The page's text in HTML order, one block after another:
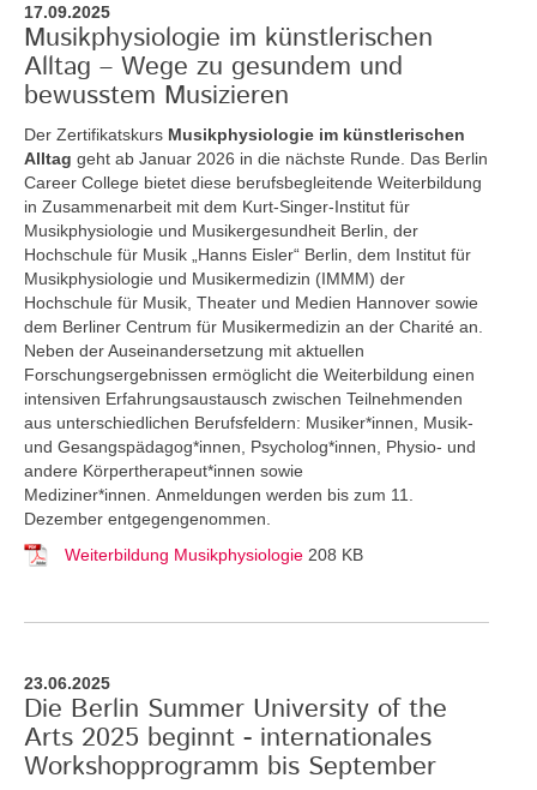
17.09.2025
Musikphysiologie im künstlerischen
Alltag – Wege zu gesundem und
bewusstem Musizieren
Der Zertifikatskurs Musikphysiologie im künstlerischen
Alltag geht ab Januar 2026 in die nächste Runde. Das Berlin
Career College bietet diese berufsbegleitende Weiterbildung
in Zusammenarbeit mit dem Kurt-Singer-Institut für
Musikphysiologie und Musikergesundheit Berlin, der
Hochschule für Musik „Hanns Eisler“ Berlin, dem Institut für
Musikphysiologie und Musikermedizin (IMMM) der
Hochschule für Musik, Theater und Medien Hannover sowie
dem Berliner Centrum für Musikermedizin an der Charité an.
Neben der Auseinandersetzung mit aktuellen
Forschungsergebnissen ermöglicht die Weiterbildung einen
intensiven Erfahrungsaustausch zwischen Teilnehmenden
aus unterschiedlichen Berufsfeldern: Musiker*innen, Musik-
und Gesangspädagog*innen, Psycholog*innen, Physio- und
andere Körpertherapeut*innen sowie
Mediziner*innen. Anmeldungen werden bis zum 11.
Dezember entgegengenommen.
Weiterbildung Musikphysiologie 208 KB
23.06.2025
Die Berlin Summer University of the
Arts 2025 beginnt - internationales
Workshopprogramm bis September